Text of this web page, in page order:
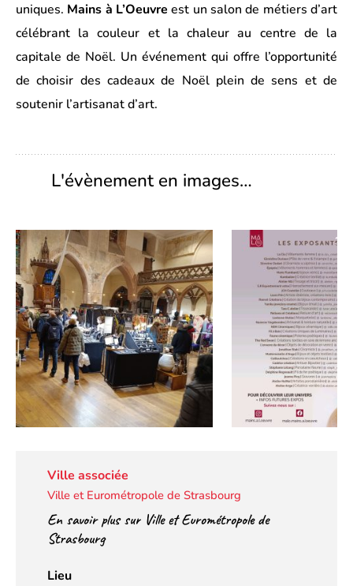
uniques. Mains à L’Oeuvreest un salon de métiers d’art
célébrant la couleur et la chaleur au centre de la
capitale de Noël. Un événement qui offre l’opportunité
de choisir des cadeaux de Noël plein de sens et de
soutenir l’artisanat d’art.
L'évènement en images…
Ville associée
Ville et Eurométropole de Strasbourg
En savoir plus sur Ville et Eurométropole de
Strasbourg
Lieu